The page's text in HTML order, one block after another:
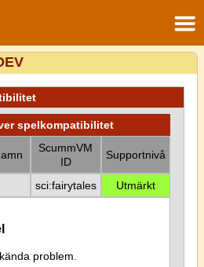
spelkompatibilitet
ScummVM
ID
Supportnivå
sci:fairytales Utmärkt
problem.